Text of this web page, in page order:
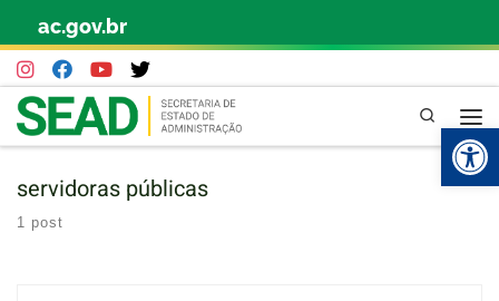
Skip to content
ac.gov.br
Pesquisa
servidoras públicas
1 post